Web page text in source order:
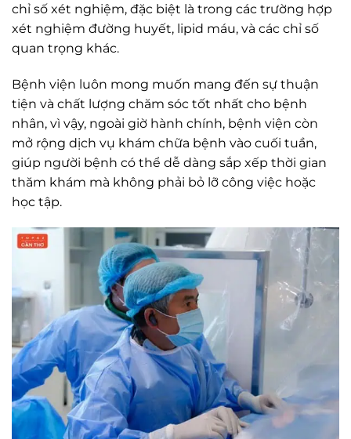
chỉ số xét nghiệm, đặc biệt là trong các trường hợp
xét nghiệm đường huyết, lipid máu, và các chỉ số
quan trọng khác.
Bệnh viện luôn mong muốn mang đến sự thuận
tiện và chất lượng chăm sóc tốt nhất cho bệnh
nhân, vì vậy, ngoài giờ hành chính, bệnh viện còn
mở rộng dịch vụ khám chữa bệnh vào cuối tuần,
giúp người bệnh có thể dễ dàng sắp xếp thời gian
thăm khám mà không phải bỏ lỡ công việc hoặc
học tập.